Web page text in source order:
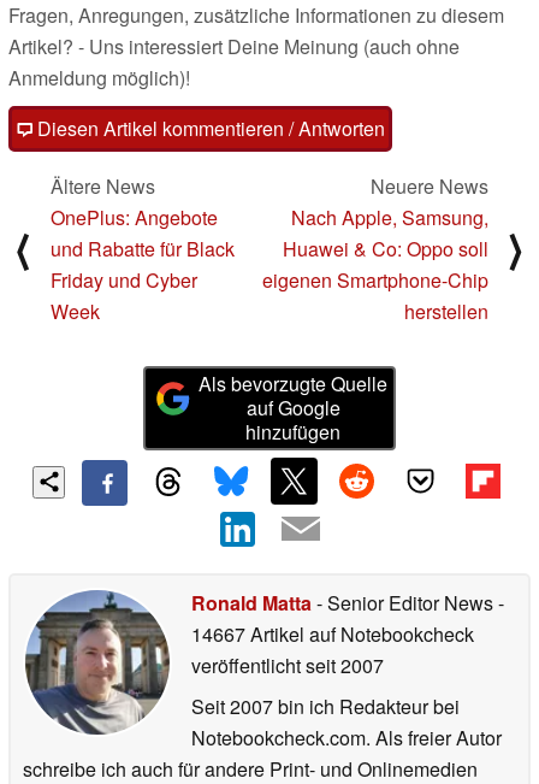
Fragen, Anregungen, zusätzliche Informationen zu diesem
Artikel? - Uns interessiert Deine Meinung (auch ohne
Anmeldung möglich)!
Diesen Artikel kommentieren / Antworten
⟨
Ältere News
OnePlus: Angebote
und Rabatte für Black
Friday und Cyber
Week
Neuere News
Nach Apple, Samsung,
Huawei & Co: Oppo soll
eigenen Smartphone-Chip
herstellen
⟩
Als bevorzugte Quelle
auf Google
hinzufügen
Ronald Matta- Senior Editor News-
14667 Artikel auf Notebookcheck
veröffentlichtseit 2007
Seit 2007 bin ich Redakteur bei
Notebookcheck.com. Als freier Autor
schreibe ich auch für andere Print- und Onlinemedien